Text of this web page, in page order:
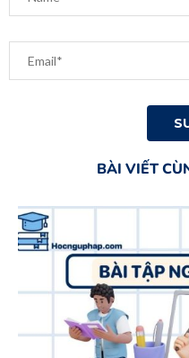
BÀI VIẾT